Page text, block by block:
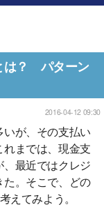
は？ パターン
2016-04-12 09:30
が、その支払い
までは、現金支
最近ではクレジ
。そこで、どの
えてみよう。